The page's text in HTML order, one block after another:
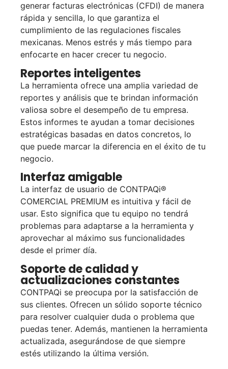
generar facturas electrónicas (CFDI) de manera
rápida y sencilla, lo que garantiza el
cumplimiento de las regulaciones fiscales
mexicanas. Menos estrés y más tiempo para
enfocarte en hacer crecer tu negocio.
Reportes inteligentes
La herramienta ofrece una amplia variedad de
reportes y análisis que te brindan información
valiosa sobre el desempeño de tu empresa.
Estos informes te ayudan a tomar decisiones
estratégicas basadas en datos concretos, lo
que puede marcar la diferencia en el éxito de tu
negocio.
Interfaz amigable
La interfaz de usuario de CONTPAQi®
COMERCIAL PREMIUM es intuitiva y fácil de
usar. Esto significa que tu equipo no tendrá
problemas para adaptarse a la herramienta y
aprovechar al máximo sus funcionalidades
desde el primer día.
Soporte de calidad y
actualizaciones constantes
CONTPAQi se preocupa por la satisfacción de
sus clientes. Ofrecen un sólido soporte técnico
para resolver cualquier duda o problema que
puedas tener. Además, mantienen la herramienta
actualizada, asegurándose de que siempre
estés utilizando la última versión.